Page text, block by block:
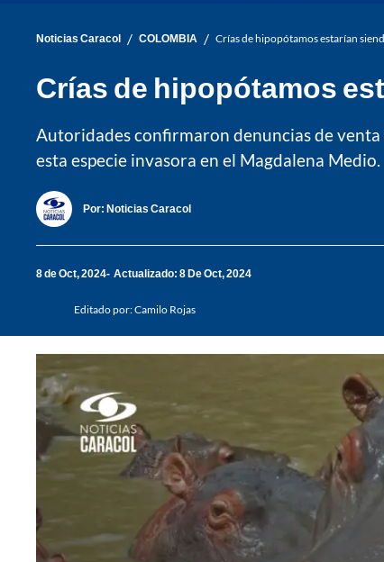
Noticias Caracol / COLOMBIA / Crías de hipopótamos estarían
Crías de hipopótamos
Autoridades confirmaron denuncias de
esta especie invasora en el Magdalena Medio.
Por: Noticias Caracol
8 de Oct, 2024 Actualizado: 8 De Oct, 2024
Editado por:Camilo Rojas